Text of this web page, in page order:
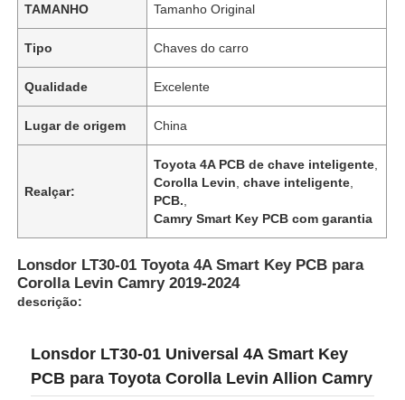
TAMANHO Tamanho Original
Tipo Chaves do carro
Qualidade Excelente
Lugar de origem China
Realçar:
Toyota 4A PCB de chave inteligente
Corolla Levin ,chave inteligente
PCB.
Camry Smart Key PCB com garantia
Lonsdor LT30-01 Toyota 4A Smart Key PCB para
Corolla Levin Camry 2019-2024
descrição:
Lonsdor LT30-01 Universal 4A Smart Key
PCB para Toyota Corolla Levin Allion Camry